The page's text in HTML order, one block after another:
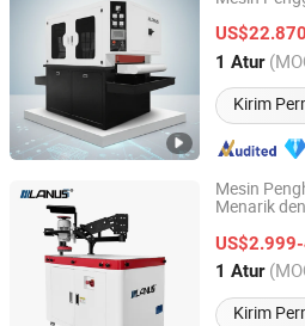
PLC
1 Atur
Kirim
Hubei, China Harga
Mesin
Menarik
Kecepatan
Desain
1 Atur
Kirim
Lanuss Intelligent Equipment
Hubei, China Harga